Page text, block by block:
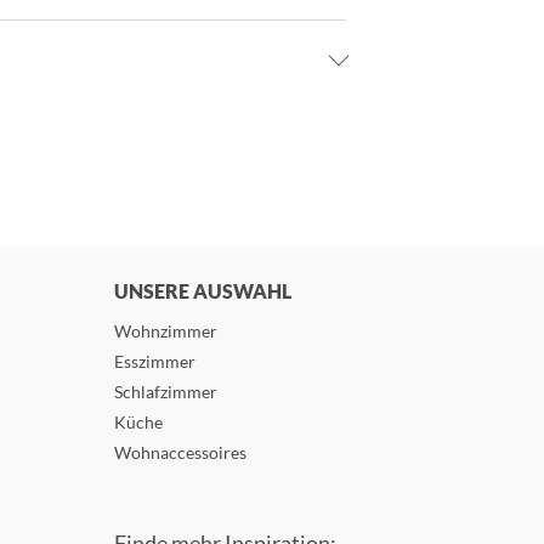
UNSERE AUSWAHL
Wohnzimmer
Esszimmer
Schlafzimmer
Küche
Wohnaccessoires